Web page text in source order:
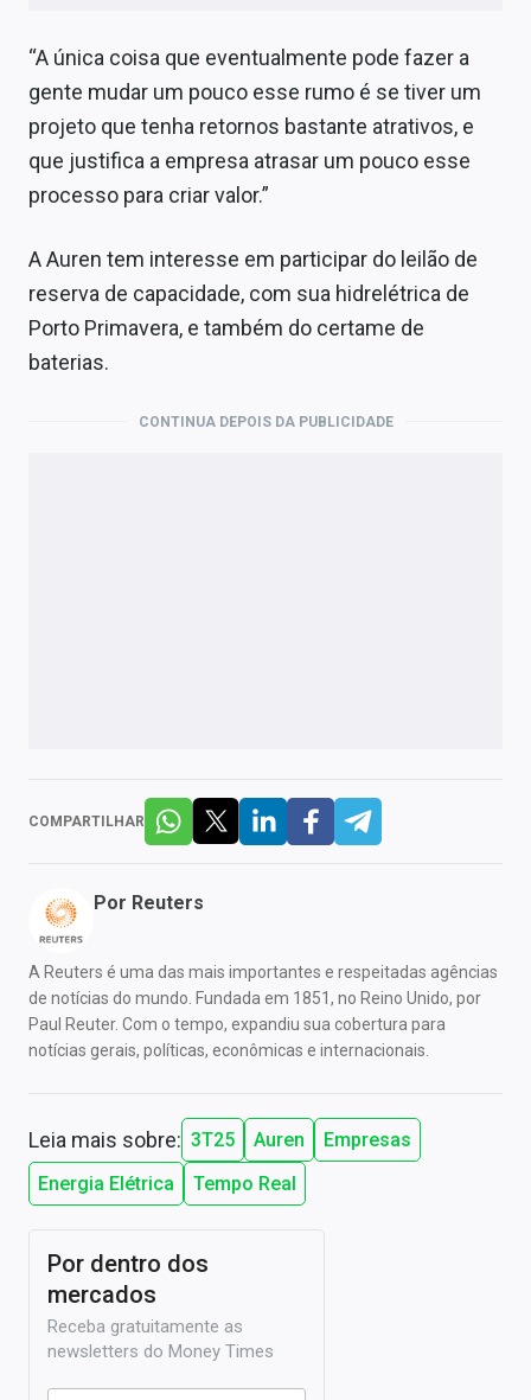
“A única coisa que eventualmente pode fazer a
gente mudar um pouco esse rumo é se tiver um
projeto que tenha retornos bastante atrativos, e
que justifica a empresa atrasar um pouco esse
processo para criar valor.”
A Auren tem interesse em participar do leilão de
reserva de capacidade, com sua hidrelétrica de
Porto Primavera, e também do certame de
baterias.
CONTINUA DEPOIS DA PUBLICIDADE
COMPARTILHAR
Por Reuters
A Reuters é uma das mais importantes e respeitadas agências
de notícias do mundo. Fundada em 1851, no Reino Unido, por
Paul Reuter. Com o tempo, expandiu sua cobertura para
notícias gerais, políticas, econômicas e internacionais.
Leia mais sobre: 3T25 Auren
Empresas
Energia Elétrica
Tempo Real
Por dentro dos
mercados
Receba gratuitamente as
newsletters do Money Times